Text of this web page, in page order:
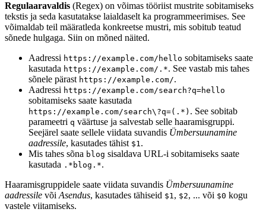
Regulaaravaldis (Regex) on võimas tööriist mustrite sobitamiseks
tekstis ja seda kasutatakse laialdaselt ka programmeerimises. See
võimaldab teil määratleda konkreetse mustri, mis sobitub teatud
sõnede hulgaga. Siin on mõned näited.
Aadressi https://example.com/hello sobitamiseks saate
kasutada https://example.com/.*. See vastab mis tahes
sõnele pärast https://example.com/.
Aadressi https://example.com/search?q=hello
sobitamiseks saate kasutada
https://example.com/search\?q=(.*) . See sobitab
parameetri q väärtuse ja salvestab selle haaramisgruppi.
Seejärel saate sellele viidata suvandis Ümbersuunamine
aadressile, kasutades tähist $1.
Mis tahes sõna blog sisaldava URL-i sobitamiseks saate
kasutada .*blog.*.
Haaramisgruppidele saate viidata suvandis Ümbersuunamine
aadressile või Asendus, kasutades tähiseid $1, $2, ... või $0 kogu
vastele viitamiseks.